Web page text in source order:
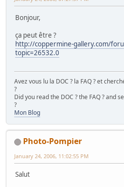
Bonjour,
ça peut être ?
http://coppermine-gallery.com/
topic=26532.0
Avez vous lu la DOC ? la FAQ ? et
?
Did you read the DOC ? the FAQ ? and
?
Mon Blog
Photo-Pompier
January 24, 2006, 11:02:55 PM
Salut